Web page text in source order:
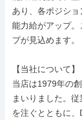
あり、各ポジシ
能力給がアップ
プが見込めます。
【当社について】
当店は1979年の
まいりました。
を注ぐとともに